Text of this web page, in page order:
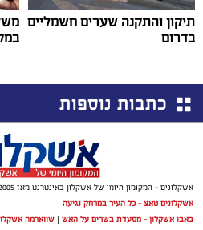
תיקון והתקנה שערים חשמליים
בדרום
כתבות נוספות
אשקלונים - המקומון היומי של אשקלון באינטרנט מאז 2005
אשקלונים טאצ - כל העיר במרחק נגיעה
באבו אשקלון - מסעדת בשרים על האש | שווארמה